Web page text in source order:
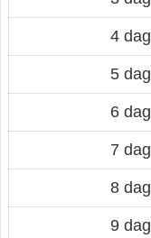
4 dag
5 dag
6 dag
7 dag
8 dag
9 dag